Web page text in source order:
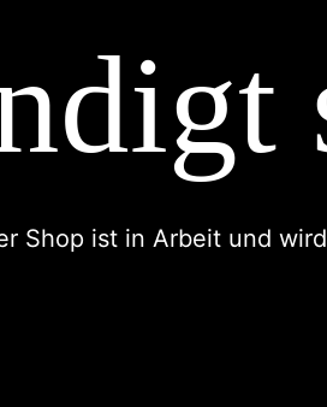
Shop ist in Arbeit und